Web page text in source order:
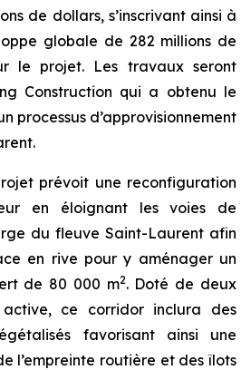
de dollars, s’inscrivant ainsi à
globale de 282 millions de
le projet. Les travaux seront
Construction qui a obtenu le
processus d’approvisionnement
prévoit une reconfiguration
en éloignant les voies de
du fleuve Saint-Laurent afin
en rive pour y aménager un
de 80 000 m2. Doté de deux
ce corridor inclura des
favorisant ainsi une
l’empreinte routière et des îlots